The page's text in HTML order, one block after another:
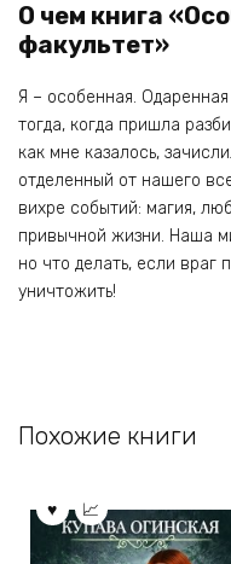
О чем книга
факультет»
Я – особенная.
тогда, когда пришла
как мне казалось,
отделенный от нашего
вихре событий: магия,
привычной жизни. Наша
но что делать, если враг
уничтожить!
Похожие книги